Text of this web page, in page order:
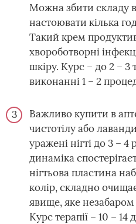
Можна збити складу
настоювати кілька
Такий крем
хвороботворні
шкіру. Курс – до 2 –
виконанні 1 – 2
Важливо купити в
чистотілу або
уражені нігті до 3 – 4
динаміка
нігтьова пластина
колір, складно
явище, яке
Курс терапії – 10 –